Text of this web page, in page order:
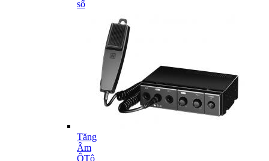
số
Tăng
Âm
ÔTô